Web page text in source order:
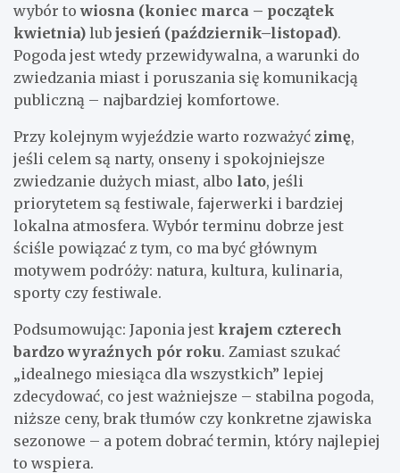
wybór towiosna (koniec marca – początek
kwietnia) lub jesień (październik–listopad).
Pogoda jest wtedy przewidywalna, a warunki do
zwiedzania miast i poruszania się komunikacją
publiczną – najbardziej komfortowe.
Przy kolejnym wyjeździe warto rozważyć zimę,
jeśli celem są narty, onseny i spokojniejsze
zwiedzanie dużych miast, albo lato, jeśli
priorytetem są festiwale, fajerwerki i bardziej
lokalna atmosfera. Wybór terminu dobrze jest
ściśle powiązać z tym, co ma być głównym
motywem podróży: natura, kultura, kulinaria,
sporty czy festiwale.
Podsumowując: Japonia jest krajem czterech
bardzo wyraźnych pór roku. Zamiast szukać
„idealnego miesiąca dla wszystkich” lepiej
zdecydować, co jest ważniejsze – stabilna pogoda,
niższe ceny, brak tłumów czy konkretne zjawiska
sezonowe – a potem dobrać termin, który najlepiej
to wspiera.